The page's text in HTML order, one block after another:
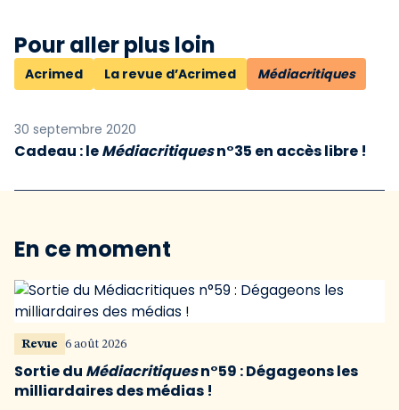
Pour aller plus loin
Acrimed La revue d’Acrimed Médiacritiques
30 septembre 2020
Cadeau : leMédiacritiquesn°35 en accès libre !
En ce moment
Revue 6 août 2026
Sortie du Médiacritiquesn°59 : Dégageons les
milliardaires des médias !